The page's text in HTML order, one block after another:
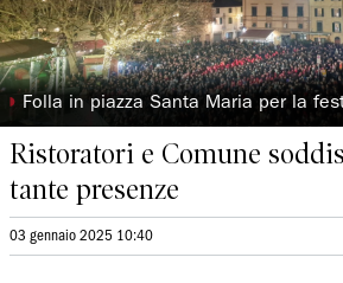
◗ Folla in piazza Santa Maria per la
Ristoratori e Comune
tante presenze
03 gennaio 2025 10:40